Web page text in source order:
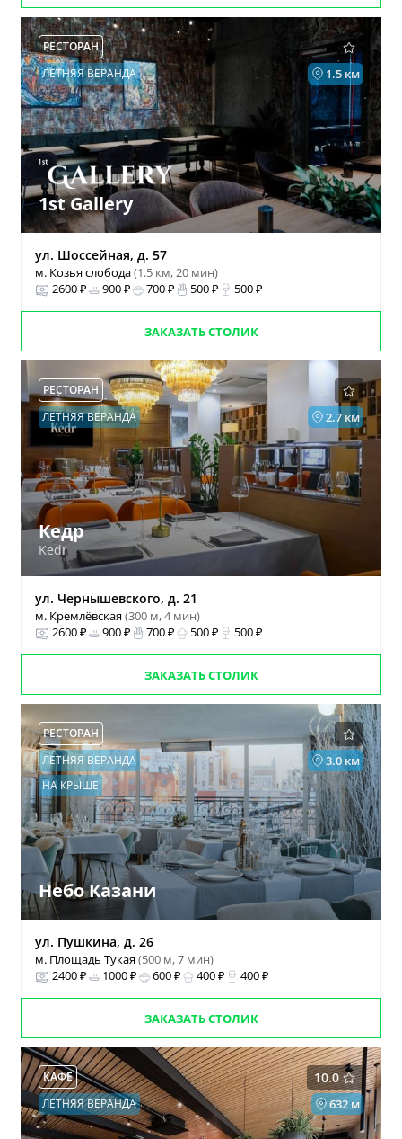
РЕСТОРАН
1.5 км
ЛЕТНЯЯ ВЕРАНДА
1st Gallery
ул. Шоссейная, д. 57
м. Козья слобода(1.5 км, 20 мин)
2600 ₽
900 ₽ 700 ₽ 500 ₽ 500 ₽
ЗАКАЗАТЬ СТОЛИК
РЕСТОРАН
2.7 км
ЛЕТНЯЯ ВЕРАНДА
Кедр
Kedr
ул. Чернышевского, д. 21
м. Кремлёвская(300 м, 4 мин)
2600 ₽
900 ₽ 700 ₽ 500 ₽ 500 ₽
ЗАКАЗАТЬ СТОЛИК
РЕСТОРАН
3.0 км
ЛЕТНЯЯ ВЕРАНДА
НА КРЫШЕ
Небо Казани
ул. Пушкина, д. 26
м. Площадь Тукая(500 м, 7 мин)
2400 ₽
1000 ₽ 600 ₽ 400 ₽ 400 ₽
ЗАКАЗАТЬ СТОЛИК
10.0
КАФЕ
632 м
ЛЕТНЯЯ ВЕРАНДА